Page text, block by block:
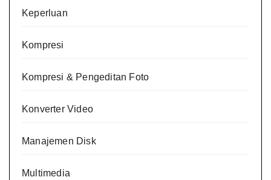
Keperluan
Kompresi
Kompresi & Pengeditan Foto
Konverter Video
Manajemen Disk
Multimedia